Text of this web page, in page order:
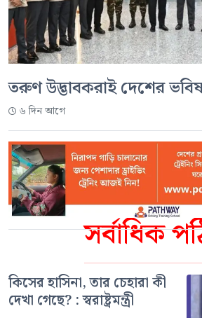
সর্বাধিক
কিসের হাসিনা, তার চেহারা কী
দেখা গেছে? : স্বরাষ্ট্রমন্ত্রী
তরুণ উদ্ভাবকরাই দেশের
৬ দিন আগে